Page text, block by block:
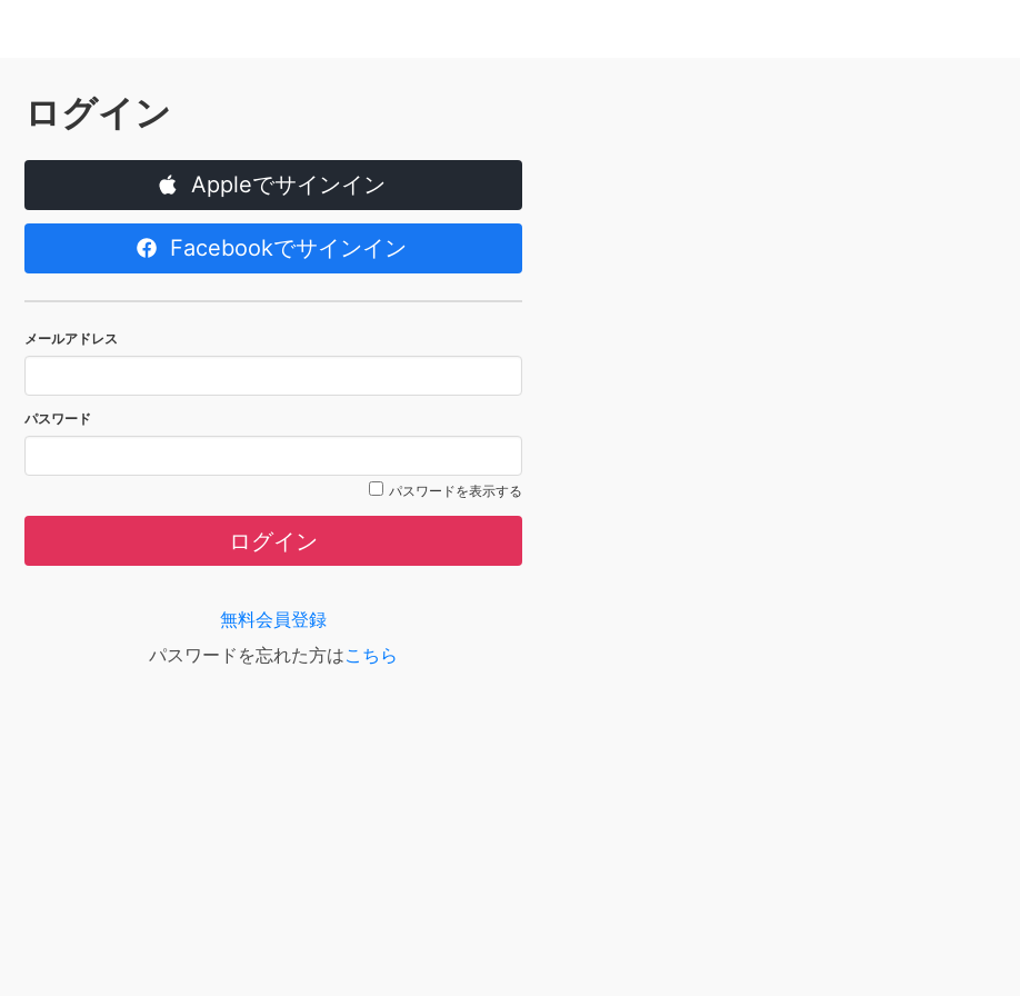
ログイン
Appleでサインイン
Facebookでサインイン
メールアドレス
パスワード
パスワードを表示する
ログイン
無料会員登録
パスワードを忘れた方はこちら